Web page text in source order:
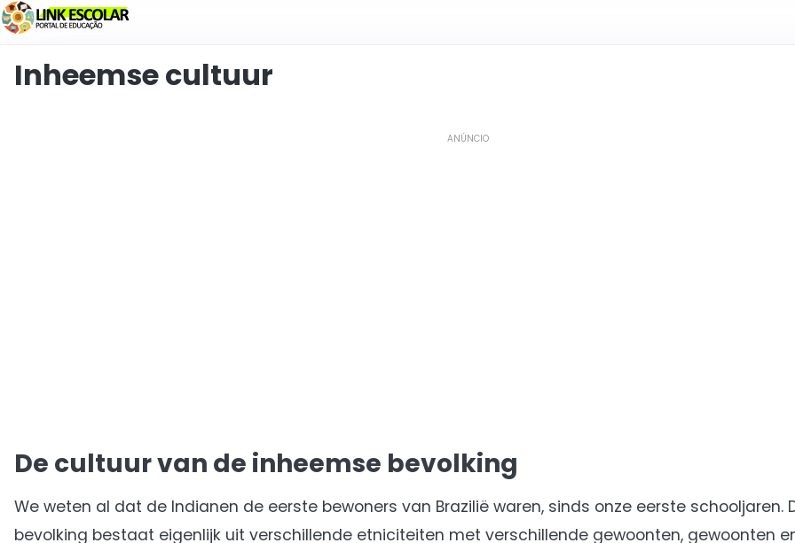
Koppeling
Inheemse cultuur
ANÚNCIO
De cultuur van de inheemse bevolking
We weten al dat de Indianen de eerste bewoners van Brazilië waren, sinds onze eerste schooljaren.
bevolking bestaat eigenlijk uit verschillende etniciteiten met verschillende gewoonten, gewoonten